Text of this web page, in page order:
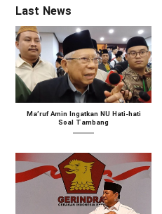
Last News
Ma’ruf Amin Ingatkan NU Hati-hati
Soal Tambang